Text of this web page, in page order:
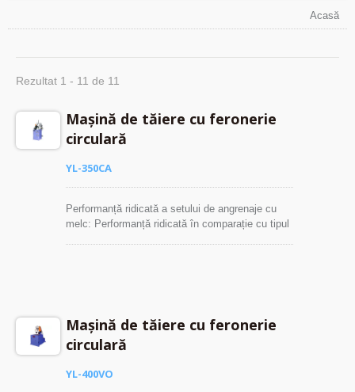
Acasă
Rezultat 1 - 11 de 11
Mașină de tăiere cu feronerie
circulară
YL-350CA
Performanță ridicată a setului de angrenaje cu
melc: Performanță ridicată în comparație cu tipul
Mașină de tăiere cu feronerie
circulară
YL-400VO